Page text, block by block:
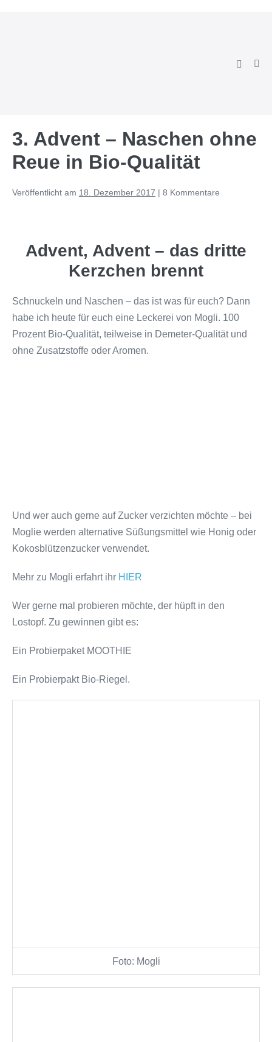
Suche-
3. Advent – Naschen ohne
Reue in Bio-Qualität
Veröffentlicht am 18. Dezember 2017 | 8 Kommentare
Advent, Advent – das dritte
Kerzchen brennt
Schnuckeln und Naschen – das ist was für euch? Dann
habe ich heute für euch eine Leckerei von Mogli. 100
Prozent Bio-Qualität, teilweise in Demeter-Qualität und
ohne Zusatzstoffe oder Aromen.
Und wer auch gerne auf Zucker verzichten möchte – bei
Moglie werden alternative Süßungsmittel wie Honig oder
Kokosblützenzucker verwendet.
Mehr zu Mogli erfahrt ihr HIER
Wer gerne mal probieren möchte, der hüpft in den
Lostopf. Zu gewinnen gibt es:
Ein Probierpaket MOOTHIE
Ein Probierpakt Bio-Riegel.
Foto: Mogli